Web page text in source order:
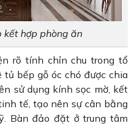
kết hợp phòng ăn
rõ tính chỉn chu trong tổ
tủ bếp gỗ óc chó được chia
sử dụng kính sọc mờ, kết
tế, tạo nên sự cân bằng
Bàn đảo đặt ở trung tâm